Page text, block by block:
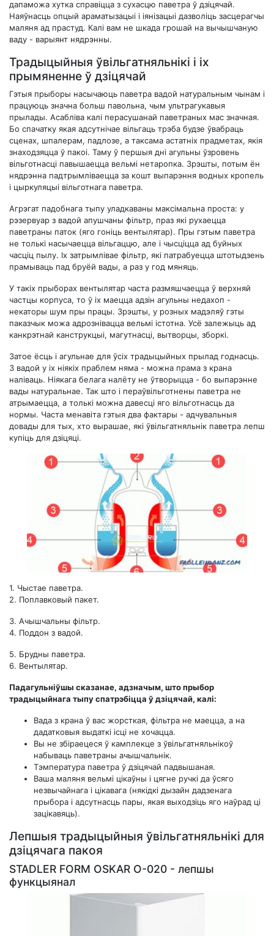
дапаможа хутка справіцца з сухасцю паветра ў дзіцячай.
Наяўнасць опцый араматызацыі і іянізацыі дазволіць засцерагчы
маляня ад прастуд. Калі вам не шкада грошай на вычышчаную
ваду - варыянт нядрэнны.
Традыцыйныя ўвільгатняльнікі і іх
прымяненне ў дзіцячай
Гэтыя прыборы насычаюць паветра вадой натуральным чынам і
працуюць значна больш павольна, чым ультрагукавыя
прылады. Асабліва калі перасушанай паветраных мас значная.
Бо спачатку якая адсутнічае вільгаць трэба будзе ўвабраць
сценах, шпалерам, падлозе, а таксама астатніх прадметах, якія
знаходзяцца ў пакоі. Таму ў першыя дні агульны ўзровень
вільготнасці павышаецца вельмі нетаропка. Зрэшты, потым ён
нядрэнна падтрымліваецца за кошт выпарэння водных кропель
і цыркуляцыі вільготнага паветра.
Агрэгат падобнага тыпу уладкаваны максімальна проста: у
рэзервуар з вадой апушчаны фільтр, праз які рухаецца
паветраны паток (яго гоніць вентылятар). Пры гэтым паветра
не толькі насычаецца вільгаццю, але і чысціцца ад буйных
часціц пылу. Іх затрымлівае фільтр, які патрабуецца штотыдзень
прамываць пад бруёй вады, а раз у год мяняць.
У такіх прыборах вентылятар часта размяшчаецца ў верхняй
частцы корпуса, то ў іх маецца адзін агульны недахоп -
некаторы шум пры працы. Зрэшты, у розных мадэляў гэты
паказчык можа адрознівацца вельмі істотна. Усё залежыць ад
канкрэтнай канструкцыі, магутнасці, вытворцы, зборкі.
Затое ёсць і агульнае для ўсіх традыцыйных прылад годнасць.
З вадой у іх ніякіх праблем няма - можна прама з крана
наліваць. Ніякага белага налёту не ўтворыцца - бо выпарэнне
вады натуральнае. Так што і пераўвільготнены паветра не
атрымаецца, а толькі можна давесці яго вільготнасць да
нормы. Часта менавіта гэтыя два фактары - адчувальныя
довады для тых, хто вырашае, які ўвільгатняльнік паветра лепш
купіць для дзіцяці.
1. Чыстае паветра.
2. Поплавковый пакет.
3. Ачышчальны фільтр.
4. Поддон з вадой.
5. Брудны паветра.
6. Вентылятар.
Падагульніўшы сказанае, адзначым, што прыбор
традыцыйнага тыпу спатрэбіцца ў дзіцячай, калі:
Вада з крана ў вас жорсткая, фільтра не маецца, а на
дадатковыя выдаткі ісці не хочацца.
Вы не збіраецеся ў камплекце з ўвільгатняльнікоў
набываць паветраны ачышчальнік.
Тэмпература паветра ў дзіцячай падвышаная.
Ваша маляня вельмі цікаўны і цягне ручкі да ўсяго
незвычайнага і цікавага (някідкі дызайн дадзенага
прыбора і адсутнасць пары, якая выходзіць яго наўрад ці
зацікавяць).
Лепшыя традыцыйныя ўвільгатняльнікі для
дзіцячага пакоя
STADLER FORM OSKAR O-020 - лепшы
функцыянал